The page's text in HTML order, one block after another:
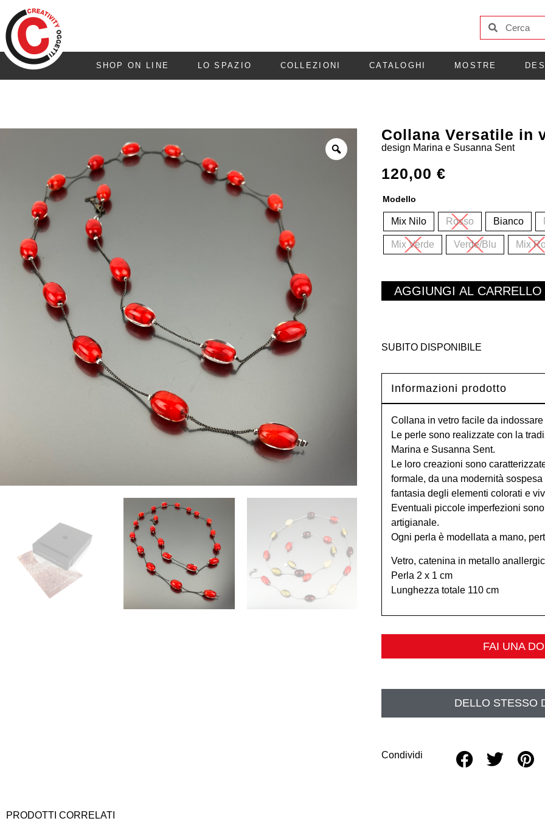
SHOP ON LINE LO SPAZIO COLLEZIONI CATALOGHI MOSTRE
Collana Versatile in
design Marina e Susanna Sent
120,00 €
Modello
Mix Nilo Rosso Bianco
Mix Verde Verde/Blu Mix
AGGIUNGI AL CARRELLO
SUBITO DISPONIBILE
Informazioni prodotto
Collana in vetro facile da
Le perle sono realizzate con la
Marina e Susanna Sent.
Le loro creazioni sono
formale, da una modernità
fantasia degli elementi colorati e
Eventuali piccole imperfezioni
artigianale.
Ogni perla è modellata a mano,
Vetro, catenina in metallo
Perla 2 x 1 cm
Lunghezza totale 110 cm
FAI UNA
DELLO STESSO
Condividi
PRODOTTI CORRELATI